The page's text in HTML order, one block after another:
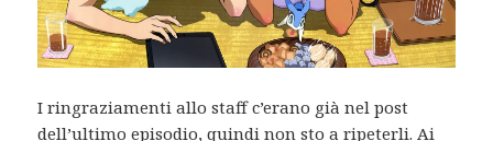
I ringraziamenti allo staff c’erano già nel post
dell’ultimo episodio, quindi non sto a ripeterli. Ai